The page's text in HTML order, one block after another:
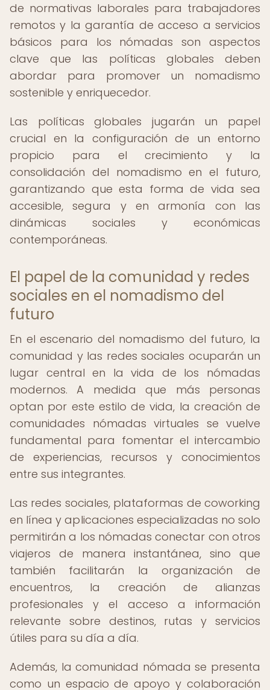
de normativas laborales para trabajadores
remotos y la garantía de acceso a servicios
básicos para los nómadas son aspectos
clave que las políticas globales deben
abordar para promover un nomadismo
sostenible y enriquecedor.
Las políticas globales jugarán un papel
crucial en la configuración de un entorno
propicio para el crecimiento y la
consolidación del nomadismo en el futuro,
garantizando que esta forma de vida sea
accesible, segura y en armonía con las
dinámicas sociales y económicas
contemporáneas.
El papel de la comunidad y redes
sociales en el nomadismo del
futuro
En el escenario del nomadismo del futuro, la
comunidad y las redes sociales ocuparán un
lugar central en la vida de los nómadas
modernos. A medida que más personas
optan por este estilo de vida, la creación de
comunidades nómadas virtuales se vuelve
fundamental para fomentar el intercambio
de experiencias, recursos y conocimientos
entre sus integrantes.
Las redes sociales, plataformas de coworking
en línea y aplicaciones especializadas no solo
permitirán a los nómadas conectar con otros
viajeros de manera instantánea, sino que
también facilitarán la organización de
encuentros, la creación de alianzas
profesionales y el acceso a información
relevante sobre destinos, rutas y servicios
útiles para su día a día.
Además, la comunidad nómada se presenta
como un espacio de apoyo y colaboración